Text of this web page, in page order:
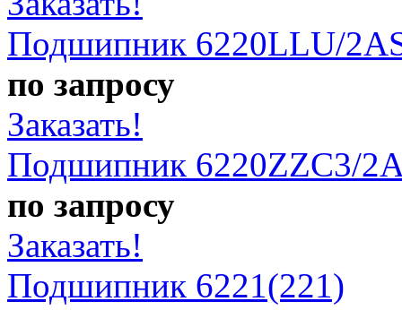
Подшипник 6220LLU/
по запросу
Заказать!
Подшипник 6220ZZC3/
по запросу
Заказать!
Подшипник 6221(221)